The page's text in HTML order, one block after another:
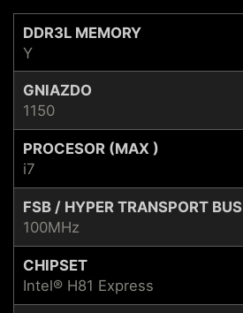
DDR3L MEMORY
Y
GNIAZDO
1150
PROCESOR (MAX )
i7
FSB / HYPER TRANSPORT BUS
100MHz
CHIPSET
Intel® H81 Express